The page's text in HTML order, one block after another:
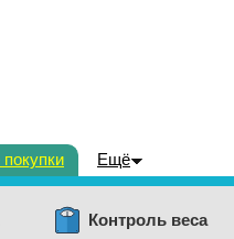
Ещё
Контроль веса